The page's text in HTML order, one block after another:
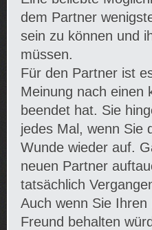
dem Partner
sein zu können und
müssen.
Für den Partner ist
Meinung nach einen
beendet hat. Sie
jedes Mal, wenn Sie
Wunde wieder auf.
neuen Partner
tatsächlich
Auch wenn Sie
Freund behalten